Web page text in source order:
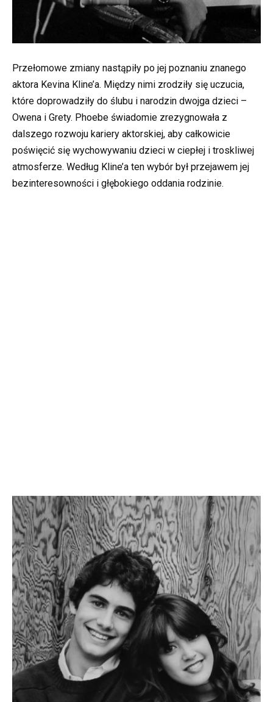
Przełomowe zmiany nastąpiły po jej poznaniu znanego
aktora Kevina Kline’a. Między nimi zrodziły się uczucia,
które doprowadziły do ślubu i narodzin dwojga dzieci –
Owena i Grety. Phoebe świadomie zrezygnowała z
dalszego rozwoju kariery aktorskiej, aby całkowicie
poświęcić się wychowywaniu dzieci w ciepłej i troskliwej
atmosferze. Według Kline’a ten wybór był przejawem jej
bezinteresowności i głębokiego oddania rodzinie.